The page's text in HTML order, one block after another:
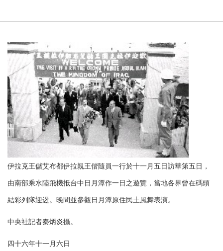
伊拉克王儲艾布都伊拉親王偕隨員一行於十一月五日訪華第五日，
由南部乘水陸飛機抵台中日月潭作一日之遊覽，當地各界曾在碼頭
結彩列隊迎迓。晚間並參觀日月潭原住民土風舞表演。
中央社記者秦炳炎攝。
四十六年十一月六日